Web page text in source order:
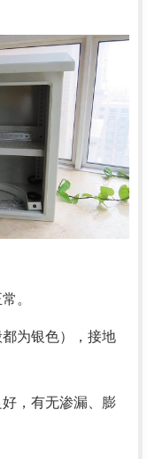
。
为银色），接地
，有无渗漏、膨